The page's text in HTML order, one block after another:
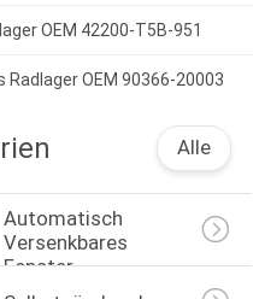
OEM 42200-T5B-951
OEM 90366-20003
Alle
Automatisch
Versenkbares
Fenster-
Selbstschalter